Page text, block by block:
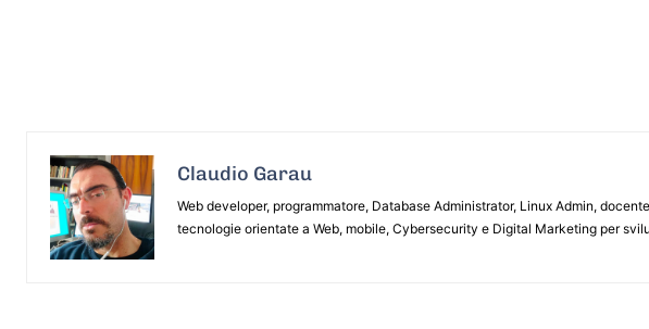
Claudio Garau
Web developer, programmatore, Database Administrator, Linux Admin,
tecnologie orientate a Web, mobile, Cybersecurity e Digital Marketing per